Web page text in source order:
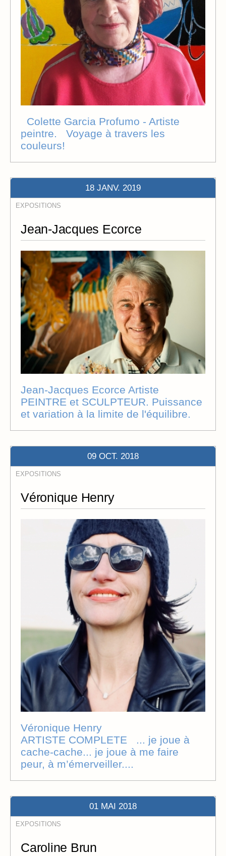
Colette Garcia Profumo - Artiste
peintre. Voyage à travers les
couleurs!
18 JANV. 2019
EXPOSITIONS
Jean-Jacques Ecorce
Jean-Jacques Ecorce Artiste
PEINTRE et SCULPTEUR. Puissance
et variation à la limite de l'équilibre.
09 OCT. 2018
EXPOSITIONS
Véronique Henry
Véronique Henry
ARTISTE COMPLETE ... je joue à
cache-cache... je joue à me faire
peur, à m’émerveiller....
01 MAI 2018
EXPOSITIONS
Caroline Brun